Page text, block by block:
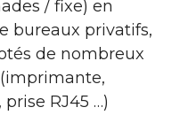
/ fixe) en
bureaux privatifs,
de nombreux
RJ45 …)